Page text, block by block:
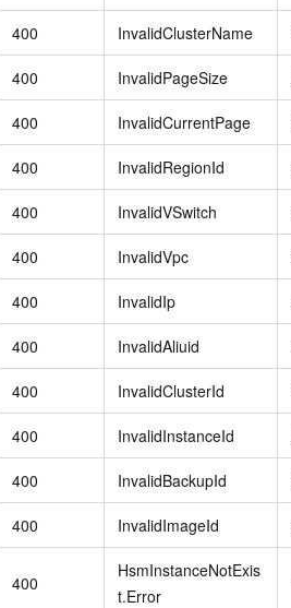
400 InvalidClusterName
400 InvalidPageSize
400 InvalidCurrentPage
400 InvalidRegionId
400 InvalidVSwitch
400 InvalidVpc
400 InvalidIp
400 InvalidAliuid
400 InvalidClusterId
400 InvalidInstanceId
400 InvalidBackupId
400 InvalidImageId
400
HsmInstanceNotExis
t.Error